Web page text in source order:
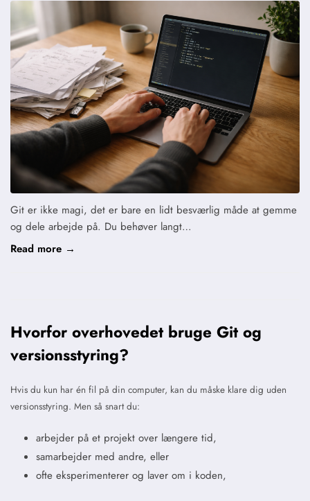
Git er ikke magi, det er bare en lidt besværlig måde at gemme
og dele arbejde på. Du behøver langt…
Read more →
Hvorfor overhovedet bruge Git og
versionsstyring?
Hvis du kun har én fil på din computer, kan du måske klare dig uden
versionsstyring. Men så snart du:
arbejder på et projekt over længere tid,
samarbejder med andre, eller
ofte eksperimenterer og laver om i koden,